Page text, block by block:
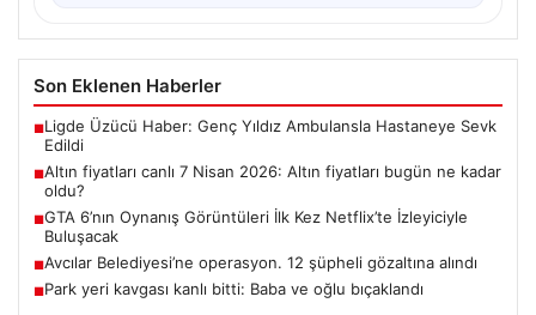
Son Eklenen Haberler
■Ligde Üzücü Haber: Genç Yıldız Ambulansla Hastaneye Sevk
Edildi
■Altın fiyatları canlı 7 Nisan 2026: Altın fiyatları bugün ne kadar
oldu?
■GTA 6’nın Oynanış Görüntüleri İlk Kez Netflix’te İzleyiciyle
Buluşacak
■Avcılar Belediyesi’ne operasyon. 12 şüpheli gözaltına alındı
■Park yeri kavgası kanlı bitti: Baba ve oğlu bıçaklandı